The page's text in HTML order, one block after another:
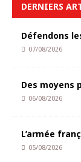
DERNIERS
Défendons
07/08/2026
Des moyens
06/08/2026
L’armée
05/08/2026